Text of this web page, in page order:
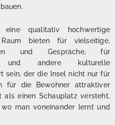
eine qualitativ hochwertige
bieten für vielseitige,
und Gespräche, für
und andere kulturelle
sein, der die Insel nicht nur für
für die Bewohner attraktiver
einen Schauplatz versteht,
man voneinander lernt und